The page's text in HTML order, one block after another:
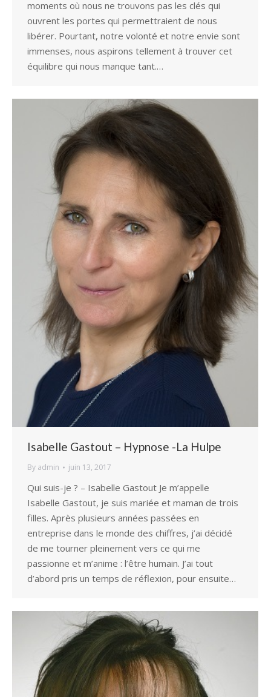
moments où nous ne trouvons pas les clés qui
ouvrent les portes qui permettraient de nous
libérer. Pourtant, notre volonté et notre envie sont
immenses, nous aspirons tellement à trouver cet
équilibre qui nous manque tant.…
Isabelle Gastout – Hypnose -La Hulpe
By admin juin 13, 2017
Qui suis-je ? – Isabelle Gastout Je m’appelle
Isabelle Gastout, je suis mariée et maman de trois
filles. Après plusieurs années passées en
entreprise dans le monde des chiffres, j’ai décidé
de me tourner pleinement vers ce qui me
passionne et m’anime : l’être humain. J’ai tout
d’abord pris un temps de réflexion, pour ensuite…